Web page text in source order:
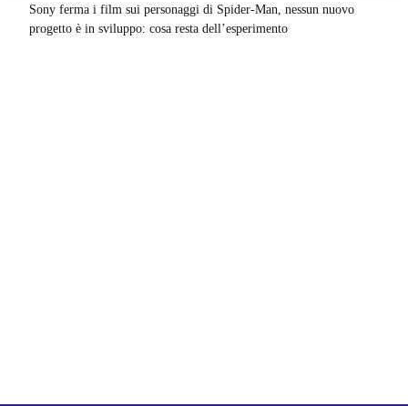
Sony ferma i film sui personaggi di Spider-Man, nessun nuovo
progetto è in sviluppo: cosa resta dell’esperimento